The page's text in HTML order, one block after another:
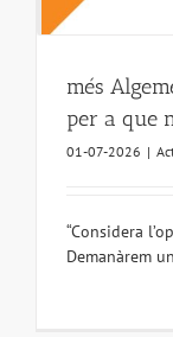
més
per a que
01-07-2026 |
“Considera
Demanàrem